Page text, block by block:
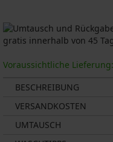
gratis innerhalb von 45
Voraussichtliche
BESCHREIBUNG
VERSANDKOSTEN
UMTAUSCH